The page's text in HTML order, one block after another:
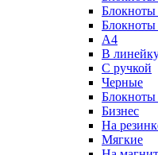
Блокноты
Блокноты
A4
В
С ручкой
Черные
Блокноты
Бизнес
На
Мягкие